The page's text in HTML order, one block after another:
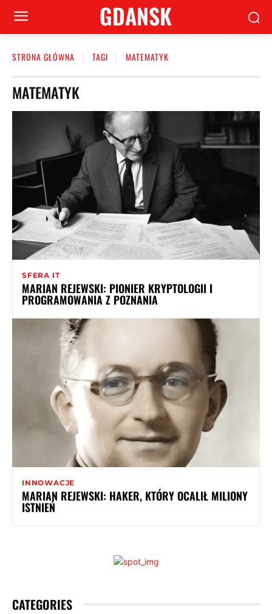
GDANSK
STRONA GŁÓWNA TAGI MATEMATYK
MATEMATYK
SFERA IT
MARIAN REJEWSKI: PIONIER KRYPTOLOGII I
PROGRAMOWANIA Z POZNANIA
INNOWACJE
MARIAN REJEWSKI: HAKER, KTÓRY OCALIŁ MILIONY
ISTNIEŃ
CATEGORIES